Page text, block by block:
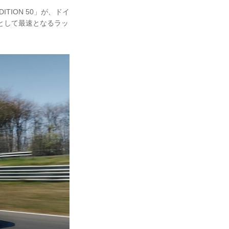
50」が、ドイ
して最速となるラッ